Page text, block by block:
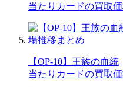
当たりカードの買取
【OP-10】王族の血統
当たりカードの買取